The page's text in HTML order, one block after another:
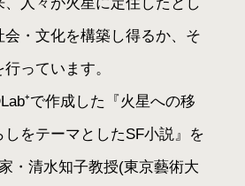
人々が火星に定住したとし
会・文化を構築し得るか、そ
っています。
で作成した『火星への移
をテーマとしたSF小説』を
・清水知子教授(東京藝術大